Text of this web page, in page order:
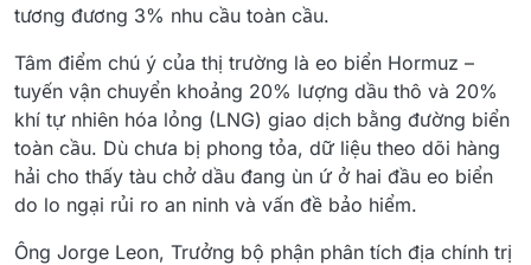
tương đương 3% nhu cầu toàn cầu.
Tâm điểm chú ý của thị trường là eo biển Hormuz –
tuyến vận chuyển khoảng 20% lượng dầu thô và 20%
khí tự nhiên hóa lỏng (LNG) giao dịch bằng đường biển
toàn cầu. Dù chưa bị phong tỏa, dữ liệu theo dõi hàng
hải cho thấy tàu chở dầu đang ùn ứ ở hai đầu eo biển
do lo ngại rủi ro an ninh và vấn đề bảo hiểm.
Ông Jorge Leon, Trưởng bộ phận phân tích địa chính trị